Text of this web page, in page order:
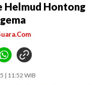
Helmud Hontong
| 11:52 WIB